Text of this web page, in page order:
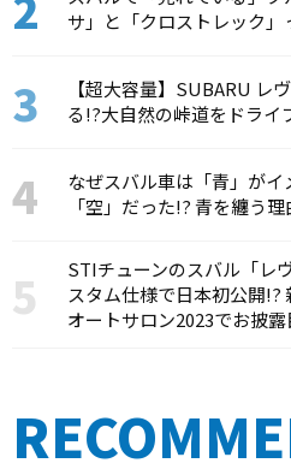
サ」と「クロストレック」
【超大容量】SUBARU
る!?大自然の峠道をドライ
なぜスバル車は「青」が
「空」だった!? 青を纏う
STIチューンのスバル「レ
スタム仕様で日本初公開!?
オートサロン2023でお披露